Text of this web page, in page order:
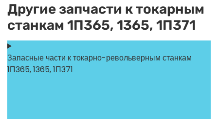
Другие запчасти к токарным
станкам 1П365, 1365, 1П371
Запасные части к токарно-револьверным станкам
1П365, 1365, 1П371